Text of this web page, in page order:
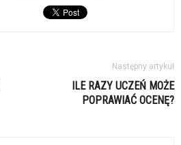
Następny artykuł
ILE RAZY UCZEŃ MOŻE
POPRAWIAĆ OCENĘ?